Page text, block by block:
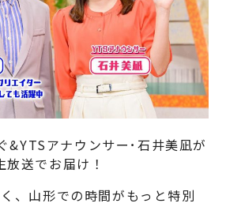
&YTSアナウンサー･石井美凪が
放送でお届け！
、山形での時間がもっと特別